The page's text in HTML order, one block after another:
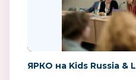
ЯРКО на Kids Russia &